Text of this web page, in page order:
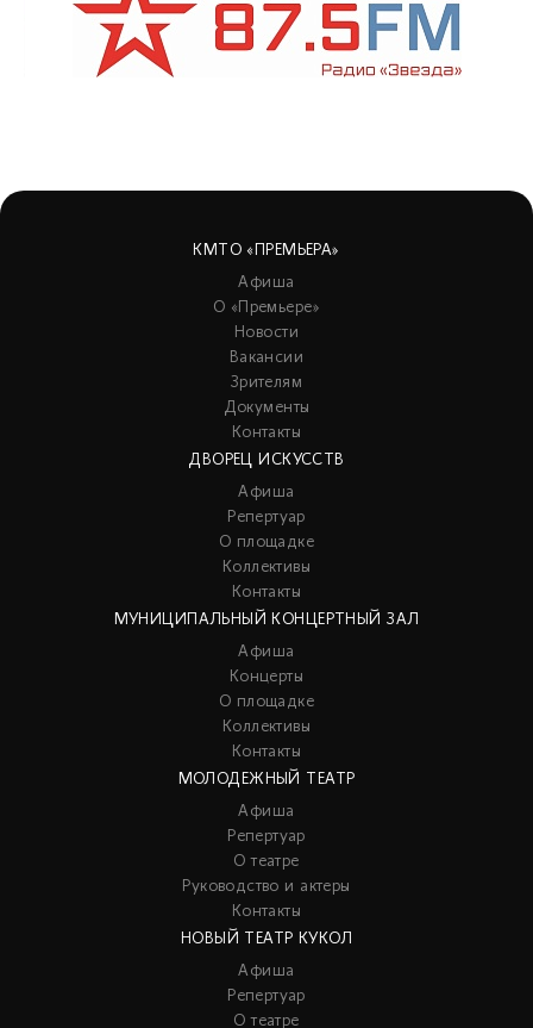
КМТО «ПРЕМЬЕРА»
Афиша
О «Премьере»
Новости
Вакансии
Зрителям
Документы
Контакты
ДВОРЕЦ ИСКУССТВ
Афиша
Репертуар
О площадке
Коллективы
Контакты
МУНИЦИПАЛЬНЫЙ КОНЦЕРТНЫЙ ЗАЛ
Афиша
Концерты
О площадке
Коллективы
Контакты
МОЛОДЕЖНЫЙ ТЕАТР
Афиша
Репертуар
О театре
Руководство и актеры
Контакты
НОВЫЙ ТЕАТР КУКОЛ
Афиша
Репертуар
О театре